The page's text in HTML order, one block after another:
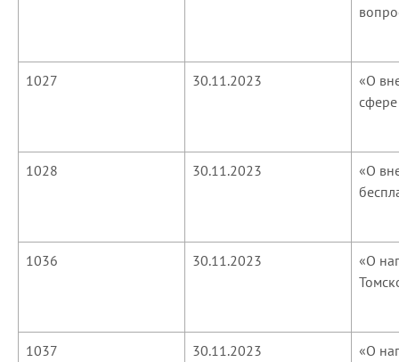
1027 30.11.2023
«О
1028 30.11.2023
«О
1036 30.11.2023
«О
1037 30.11.2023
«О